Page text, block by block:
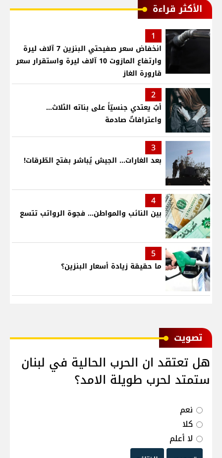
الأكثر قراءة
1
انخفاض سعر صفيحتي البنزين 7 آلاف ليرة
وارتفاع المازوت 10 آلاف ليرة واستقرار سعر
قارورة الغاز
2
أبٌ يعتدي جنسيّاً على بناته الثلاث…
واعترافاتٌ صادمة
3
بعد الغارات... الجيش يُباشر بفتح الطّرقات!
4
بين النائب والمواطن... فجوة الرواتب تتسع
5
ما حقيقة زيادة أسعار البنزين؟
ﺗﺼﻮﻳﺖ
هل تعتقد ان الحرب الحالية في لبنان
ستمتد لحرب طويلة الامد؟
نعم
كلا
لا أعلم